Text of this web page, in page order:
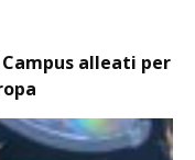
alleati per